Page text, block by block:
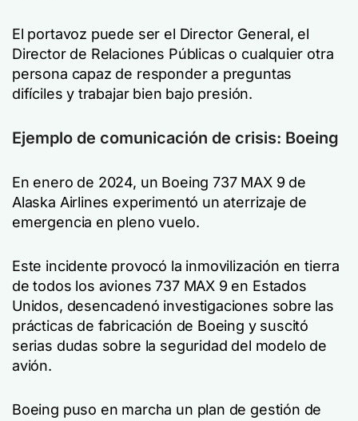
El portavoz puede ser el Director General, el
Director de Relaciones Públicas o cualquier otra
persona capaz de responder a preguntas
difíciles y trabajar bien bajo presión.
Ejemplo de comunicación de crisis: Boeing
En enero de 2024, un Boeing 737 MAX 9 de
Alaska Airlines experimentó un aterrizaje de
emergencia en pleno vuelo.
Este incidente provocó la inmovilización en tierra
de todos los aviones 737 MAX 9 en Estados
Unidos, desencadenó investigaciones sobre las
prácticas de fabricación de Boeing y suscitó
serias dudas sobre la seguridad del modelo de
avión.
Boeing puso en marcha un plan de gestión de